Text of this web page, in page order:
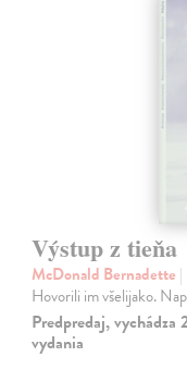
Výstup z tieňa
McDonald Bernadette |
Hovorili im všelijako.
Predpredaj,
vydania